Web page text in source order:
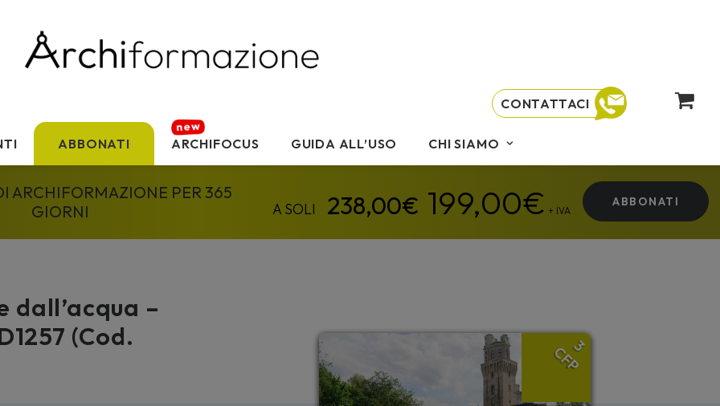
ABBONATI ARCHIFOCUS GUIDA ALL’USO CHI SIAMO
CONTATTACI
ARCHIFORMAZIONE PER 365
GIORNI
199,00€ + IVA
ABBONATI
dall’acqua –
(Cod.
3
CFP